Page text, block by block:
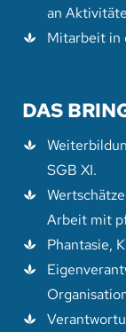
an
Mitarbeit in
DAS
SGB XI.
Arbeit mit
Phantasie,